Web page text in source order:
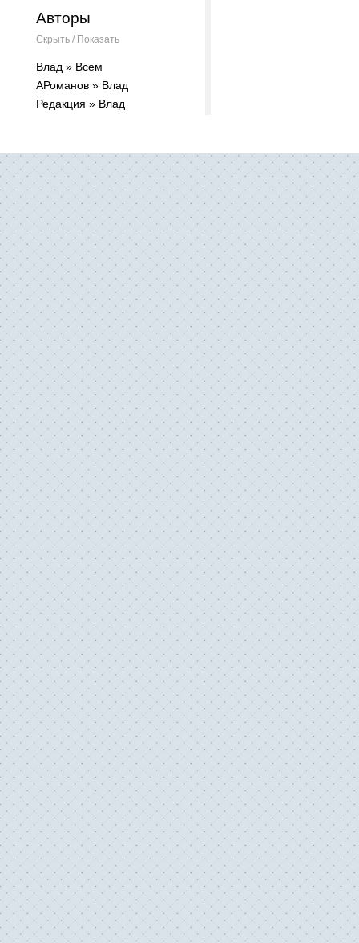
Авторы
Скрыть / Показать
Влад » Всем
АРоманов » Влад
Редакция » Влад